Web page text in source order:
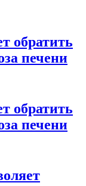
обратить
печени
обратить
печени